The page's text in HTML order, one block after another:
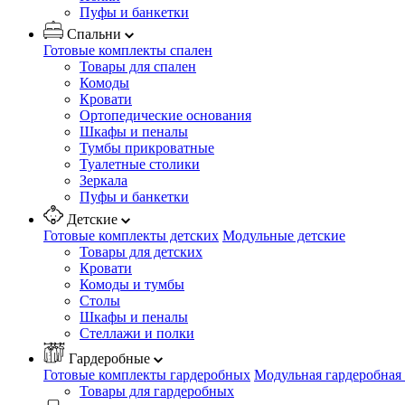
Пуфы и банкетки
Спальни
Готовые комплекты спален
Товары для спален
Комоды
Кровати
Ортопедические основания
Шкафы и пеналы
Тумбы прикроватные
Туалетные столики
Зеркала
Пуфы и банкетки
Детские
Готовые комплекты детских Модульные детские
Товары для детских
Кровати
Комоды и тумбы
Столы
Шкафы и пеналы
Стеллажи и полки
Гардеробные
Готовые комплекты гардеробных Модульная
Товары для гардеробных